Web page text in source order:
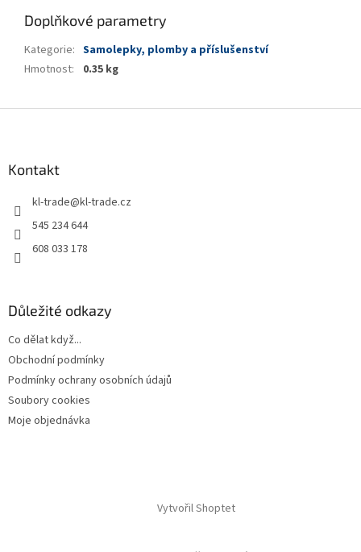
Doplňkové parametry
Kategorie: Samolepky, plomby a příslušenství
Hmotnost: 0.35 kg
Kontakt
kl-trade@kl-trade.cz
545 234 644
608 033 178
Důležité odkazy
Co dělat když...
Obchodní podmínky
Podmínky ochrany osobních údajů
Soubory cookies
Moje objednávka
Vytvořil Shoptet